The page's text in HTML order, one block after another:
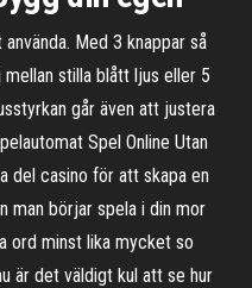
Med 3 knappar så
stilla blått ljus eller 5
går även att justera
Spel Online Utan
del casino för att skapa en
man börjar spela i din mor
ord minst lika mycket so
är det väldigt kul att se hur